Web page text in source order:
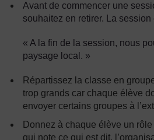
Avant de commencer une
souhaitez en retirer. La
« A la fin de la session, nous
paysage local. »
Répartissez la classe en
trop grands car chaque élève
envoyer certains groupes à
Donnez à chaque élève un
qui note ce qui est dit,